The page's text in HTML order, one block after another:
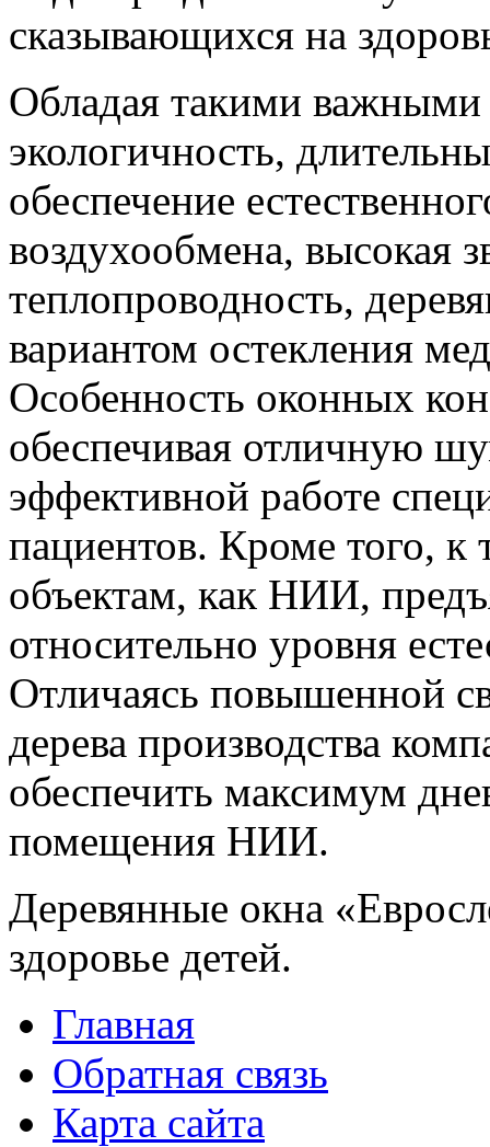
сказывающихся на
Обладая такими важными
экологичность,
обеспечение
воздухообмена, высокая
теплопроводность,
вариантом остекления
Особенность оконных
обеспечивая отличную
эффективной работе
пациентов. Кроме того,
объектам, как НИИ,
относительно уровня
Отличаясь повышенной
дерева производства
обеспечить максимум
помещения НИИ.
Деревянные окна
здоровье детей.
Главная
Обратная связь
Карта сайта